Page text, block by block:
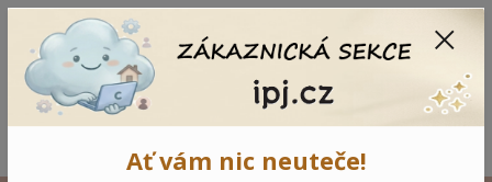
Ať vám nic neuteče!